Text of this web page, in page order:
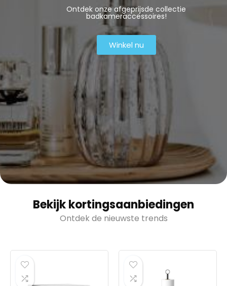
Ontdek onze afgeprijsde collectie
badkameraccessoires!
Winkel nu
Bekijk kortingsaanbiedingen
Ontdek de nieuwste trends